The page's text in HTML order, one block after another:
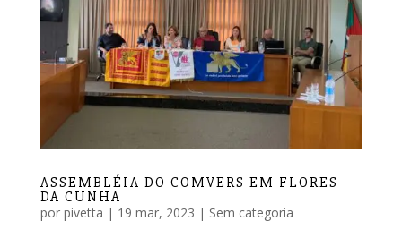
ASSEMBLÉIA DO COMVERS EM FLORES
DA CUNHA
por pivetta | 19 mar, 2023 | Sem categoria